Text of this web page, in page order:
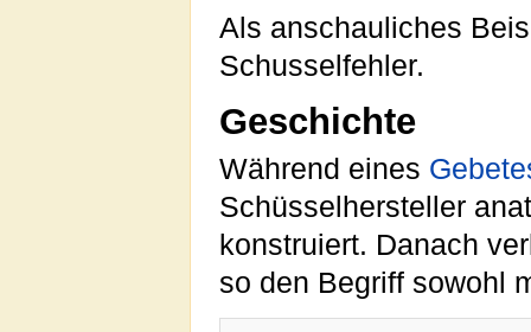
Als anschauliches
Schusselfehler.
Geschichte
Während eines
Schüsselhersteller
konstruiert. Danach
so den Begriff sowohl